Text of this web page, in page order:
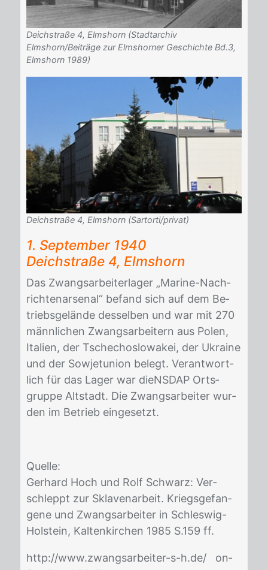
Deichstraße 4, Elmshorn (Stadtarchiv
Elmshorn/Beiträge zur Elmshorner Geschichte Bd.3,
Elmshorn 1989)
Deichstraße 4, Elmshorn (Sartorti/privat)
1. Sep­tem­ber 1940
Deich­stra­ße 4, Elms­horn
Das Zwangs­ar­bei­ter­la­ger „Ma­ri­ne-Nach­
rich­ten­ar­se­nal“ be­fand sich auf dem Be­
triebs­ge­län­de des­sel­ben und war mit 270
männ­li­chen Zwangs­ar­bei­tern aus Po­len,
Ita­li­en, der Tsche­cho­slo­wa­kei, der Ukrai­ne
und der So­wjet­uni­on be­legt. Ver­ant­wort­
lich für das La­ger war dieNS­DAP Orts­
grup­pe Alt­stadt. Die Zwangs­ar­bei­ter wur­
den im Be­trieb ein­ge­setzt.
Quel­le:
Ger­hard Hoch und Rolf Schwarz: Ver­
schleppt zur Skla­ven­ar­beit. Kriegs­ge­fan­
ge­ne und Zwangs­ar­bei­ter in Schles­wig-
Hol­stein, Kal­ten­kir­chen 1985 S.159 ff.
http://​www.zwangs­ar­bei­ter-s-h.de/ on­